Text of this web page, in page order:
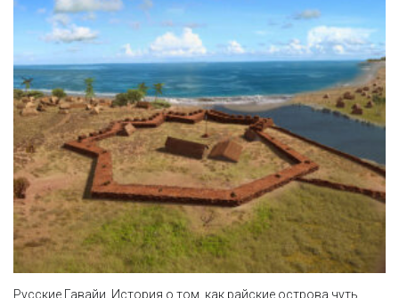
Русские Гавайи. История о том, как райские острова чуть